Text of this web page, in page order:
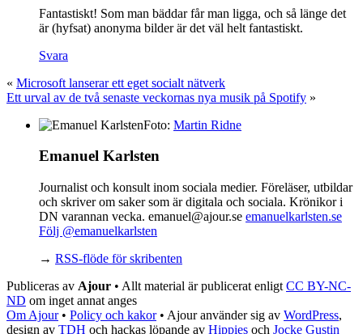
Fantastiskt! Som man bäddar får man ligga, och så länge det
är (hyfsat) anonyma bilder är det väl helt fantastiskt.
Svara
« Microsoft lanserar ett eget socialt nätverk
Ett urval av de två senaste veckornas nya musik på Spotify »
Foto: Martin Ridne
Emanuel Karlsten
Journalist och konsult inom sociala medier. Föreläser, utbildar
och skriver om saker som är digitala och sociala. Krönikor i
DN varannan vecka. emanuel@ajour.se emanuelkarlsten.se
Följ @emanuelkarlsten
→ RSS-flöde för skribenten
Publiceras av Ajour • Allt material är publicerat enligt CC BY-NC-
ND om inget annat anges
Om Ajour• Policy och kakor• Ajour använder sig av WordPress,
design av TDH och hackas löpande av Hippies och Jocke Gustin